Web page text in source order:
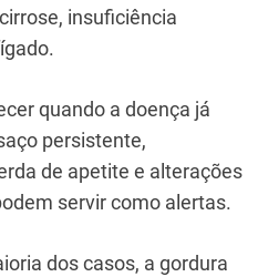
insuficiência
quando a doença já
persistente,
de apetite e alterações
servir como alertas.
dos casos, a gordura